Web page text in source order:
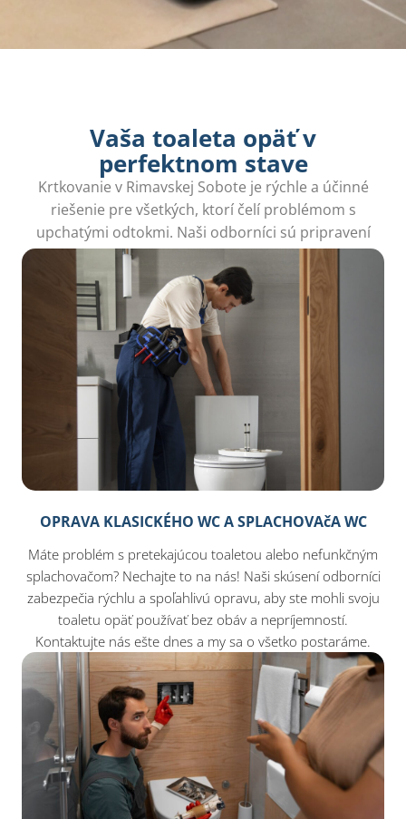
Vaša toaleta opäť v
perfektnom stave
Krtkovanie v Rimavskej Sobote je rýchle a účinné
riešenie pre všetkých, ktorí čelí problémom s
upchatými odtokmi. Naši odborníci sú pripravení
prísť a odstrániť všetky ťažkosti s odpadom.
OPRAVA KLASICKÉHO WC A SPLACHOVAčA WC
Máte problém s pretekajúcou toaletou alebo nefunkčným
splachovačom? Nechajte to na nás! Naši skúsení odborníci
zabezpečia rýchlu a spoľahlivú opravu, aby ste mohli svoju
toaletu opäť používať bez obáv a nepríjemností.
Kontaktujte nás ešte dnes a my sa o všetko postaráme.